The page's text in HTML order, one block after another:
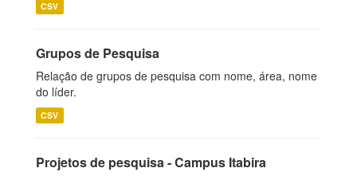
CSV
Grupos de Pesquisa
Relação de grupos de pesquisa com nome, área, nome
do líder.
CSV
Projetos de pesquisa - Campus Itabira